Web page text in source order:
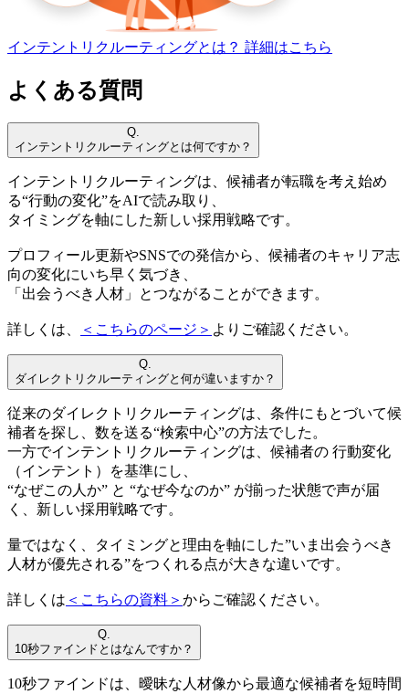
インテントリクルーティングとは？ 詳細はこちら
よくある質問
Q.
インテントリクルーティングとは何ですか？
インテントリクルーティングは、候補者が転職を考え始め
る“行動の変化”をAIで読み取り、
タイミングを軸にした新しい採用戦略です。
プロフィール更新やSNSでの発信から、候補者のキャリア志
向の変化にいち早く気づき、
「出会うべき人材」とつながることができます。
詳しくは、 ＜こちらのページ＞ よりご確認ください。
Q.
ダイレクトリクルーティングと何が違いますか？
従来のダイレクトリクルーティングは、条件にもとづいて候
補者を探し、数を送る“検索中心”の方法でした。
一方でインテントリクルーティングは、候補者の 行動変化
（インテント）を基準にし、
“なぜこの人か” と “なぜ今なのか” が揃った状態で声が届
く、新しい採用戦略です。
量ではなく、タイミングと理由を軸にした”いま出会うべき
人材が優先される”をつくれる点が大きな違いです。
詳しくは ＜こちらの資料＞ からご確認ください。
Q.
10秒ファインドとはなんですか？
10秒ファインドは、曖昧な人材像から最適な候補者を短時間